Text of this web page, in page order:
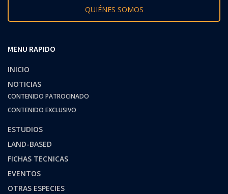
QUIÉNES SOMOS
MENU RAPIDO
INICIO
NOTICIAS
CONTENIDO PATROCINADO
CONTENIDO EXCLUSIVO
ESTUDIOS
LAND-BASED
FICHAS TECNICAS
EVENTOS
OTRAS ESPECIES